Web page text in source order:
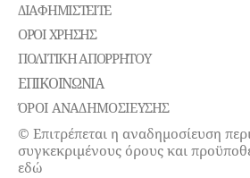
ΔΙΑΦΗΜΙΣΤΕΊΤΕ
ΌΡΟΙ ΧΡΉΣΗΣ
ΠΟΛΙΤΙΚΉ ΑΠΟΡΡΉΤΟΥ
ΕΠΙΚΟΙΝΩΝΊΑ
ΌΡΟΙ ΑΝΑΔΗΜΟΣΙΕΥΣΗΣ
© Επιτρέπεται η αναδημοσίευση
συγκεκριμένους όρους και
εδώ